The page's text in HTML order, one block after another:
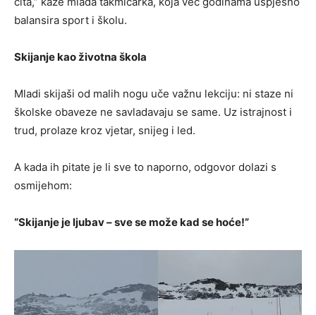
balansira sport i školu.
Skijanje kao životna škola
Mladi skijaši od malih nogu uče važnu lekciju: ni staze ni
školske obaveze ne savladavaju se same. Uz istrajnost i
trud, prolaze kroz vjetar, snijeg i led.
A kada ih pitate je li sve to naporno, odgovor dolazi s
osmijehom:
“Skijanje je ljubav – sve se može kad se hoće!”